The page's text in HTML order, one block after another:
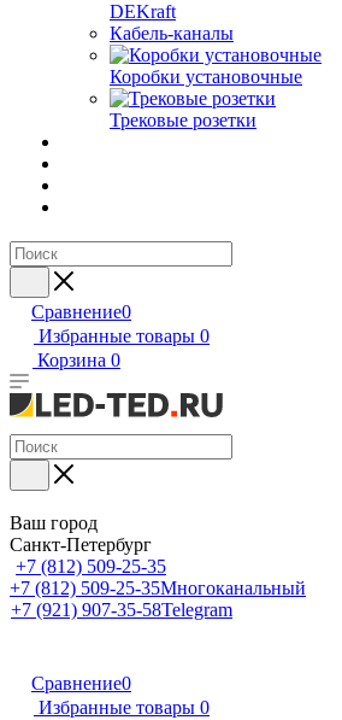
DEKraft
Кабель-каналы
Коробки установочные
Трековые розетки
Сравнение0
Избранные товары 0
Корзина 0
Ваш город
Санкт-Петербург
+7 (812) 509-25-35
+7 (812) 509-25-35Многоканальный
+7 (921) 907-35-58Telegram
Сравнение0
Избранные товары 0